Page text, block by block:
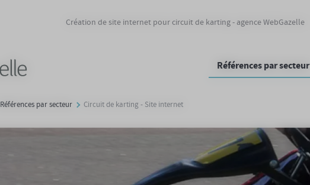
Création de site internet pour circuit de karting - agence WebGazelle
Références par secteur
Références par secteur Circuit de karting - Site internet